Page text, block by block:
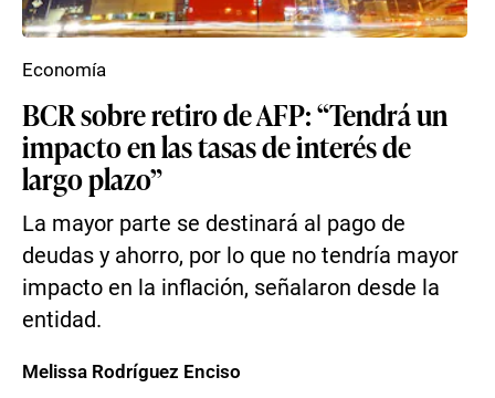
BCR sobre retiro de AFP: “Tendrá un
impacto en las tasas de interés de
largo plazo”
La mayor parte se destinará al pago de
deudas y ahorro, por lo que no tendría mayor
impacto en la inflación, señalaron desde la
entidad.
Economía
Melissa Rodríguez Enciso